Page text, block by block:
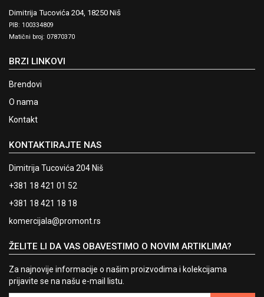
Dimitrija Tucovića 204, 18250 Niš
PIB: 100334809
Matični broj: 07870370
BRZI LINKOVI
Brendovi
O nama
Kontakt
KONTAKTIRAJTE NAS
Dimitrija Tucovića 204 Niš
+381 18 421 01 52
+381 18 421 18 18
komercijala@promont.rs
ŽELITE LI DA VAS OBAVESTIMO O NOVIM ARTIKLIMA?
Za najnovije informacije o našim proizvodima i kolekcijama
prijavite se na našu e-mail listu.